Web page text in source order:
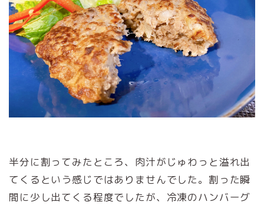
半分に割ってみたところ、肉汁がじゅわっと溢れ出
てくるという感じではありませんでした。割った瞬
間に少し出てくる程度でしたが、冷凍のハンバーグ